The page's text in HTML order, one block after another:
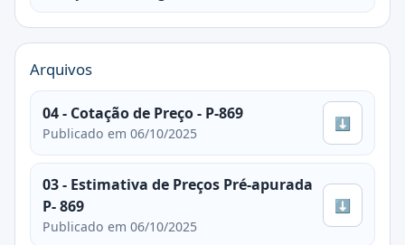
Arquivos
04 - Cotação de Preço - P-869
Publicado em 06/10/2025
⬇
03 - Estimativa de Preços Pré-apurada
P- 869
Publicado em 06/10/2025
⬇